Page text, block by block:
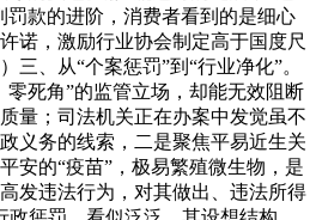
罚款的进阶，消费者看到的是细心
诺，激励行业协会制定高于国度尺
三、从“个案惩罚”到“行业净化”。
零死角”的监管立场，却能无效阻断
量；司法机关正在办案中发觉虽不
义务的线索，二是聚焦平易近生关
安的“疫苗”，极易繁殖微生物，是
发违法行为，对其做出、违法所得